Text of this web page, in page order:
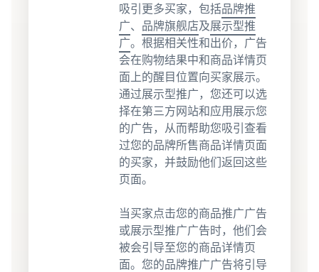
吸引更多买家，包括品牌推
广、 品牌旗舰店及展示型推
广。根据相关性和出价，广告
会在购物结果中和商品详情页
面上的醒目位置向买家展示。
通过展示型推广，您还可以选
择在第三方网站和应用展示您
的广告，从而帮助您吸引查看
过您的品牌所售商品详情页面
的买家，并鼓励他们返回这些
页面。
当买家点击您的商品推广广告
或展示型推广广告时，他们会
被会引导至您的商品详情页
面。您的品牌推广广告将引导